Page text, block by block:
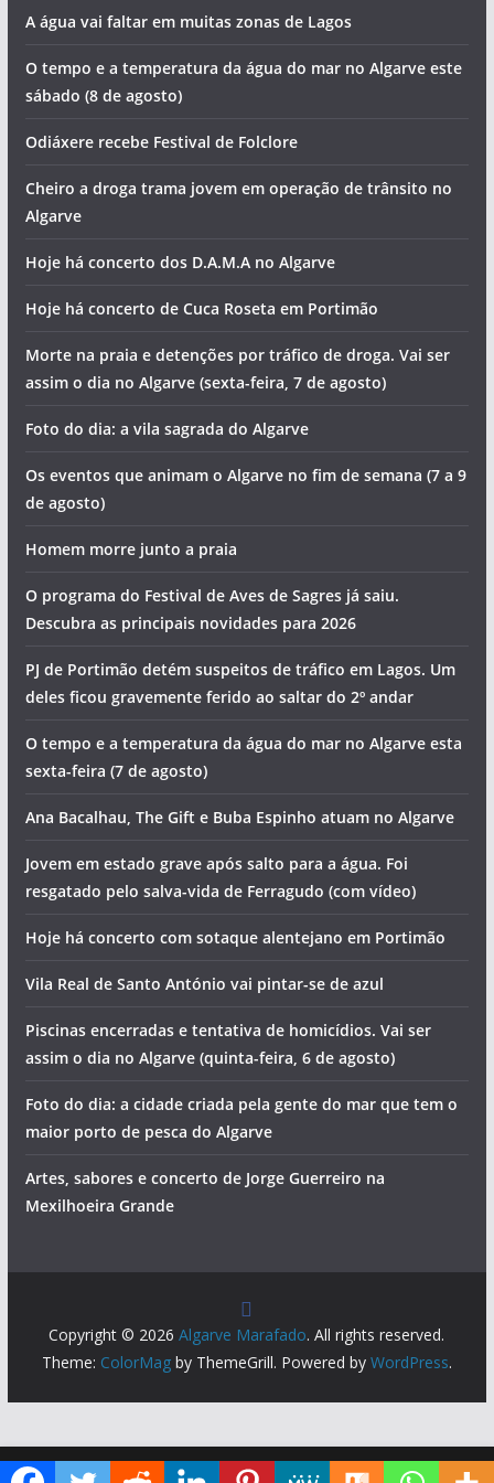
A água vai faltar em muitas zonas de Lagos
O tempo e a temperatura da água do mar no Algarve este
sábado (8 de agosto)
Odiáxere recebe Festival de Folclore
Cheiro a droga trama jovem em operação de trânsito no
Algarve
Hoje há concerto dos D.A.M.A no Algarve
Hoje há concerto de Cuca Roseta em Portimão
Morte na praia e detenções por tráfico de droga. Vai ser
assim o dia no Algarve (sexta-feira, 7 de agosto)
Foto do dia: a vila sagrada do Algarve
Os eventos que animam o Algarve no fim de semana (7 a 9
de agosto)
Homem morre junto a praia
O programa do Festival de Aves de Sagres já saiu.
Descubra as principais novidades para 2026
PJ de Portimão detém suspeitos de tráfico em Lagos. Um
deles ficou gravemente ferido ao saltar do 2º andar
O tempo e a temperatura da água do mar no Algarve esta
sexta-feira (7 de agosto)
Ana Bacalhau, The Gift e Buba Espinho atuam no Algarve
Jovem em estado grave após salto para a água. Foi
resgatado pelo salva-vida de Ferragudo (com vídeo)
Hoje há concerto com sotaque alentejano em Portimão
Vila Real de Santo António vai pintar-se de azul
Piscinas encerradas e tentativa de homicídios. Vai ser
assim o dia no Algarve (quinta-feira, 6 de agosto)
Foto do dia: a cidade criada pela gente do mar que tem o
maior porto de pesca do Algarve
Artes, sabores e concerto de Jorge Guerreiro na
Mexilhoeira Grande
Copyright © 2026Algarve Marafado. All rights reserved.
Theme: ColorMagby ThemeGrill. Powered by WordPress.
Diga ao Google que o Algarve Marafado é uma das suas fontes de informação preferidas